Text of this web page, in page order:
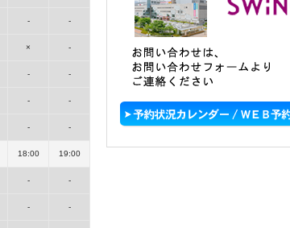
- -
× -
- -
- -
- -
18:00 19:00
- -
- -